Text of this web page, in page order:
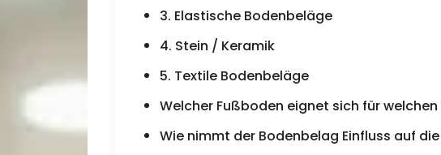
3. Elastische Bodenbeläge
4. Stein / Keramik
5. Textile Bodenbeläge
Welcher Fußboden eignet sich für welchen
Wie nimmt der Bodenbelag Einfluss auf